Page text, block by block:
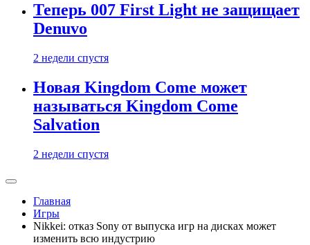
Теперь 007 First Light не защищает
Denuvo
2 недели спустя
Новая Kingdom Come может
называться Kingdom Come
Salvation
2 недели спустя
Главная
Игры
Nikkei: отказ Sony от выпуска игр на дисках может
изменить всю индустрию